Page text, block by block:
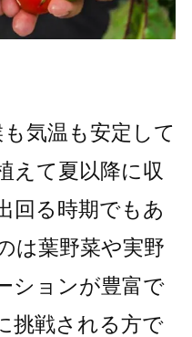
気温も安定して
えて夏以降に収
回る時期でもあ
は葉野菜や実野
ションが豊富で
挑戦される方で